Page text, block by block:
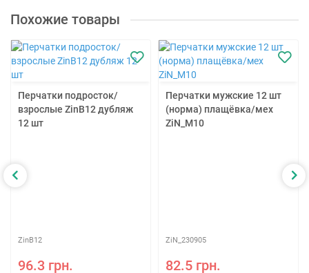
Похожие товары
Перчатки подросток/
взрослые ZinB12 дубляж
12 шт
ZinB12
96.3 грн.
Перчатки мужские 12 шт
(норма) плащёвка/мех
ZiN_M10
ZiN_230905
82.5 грн.